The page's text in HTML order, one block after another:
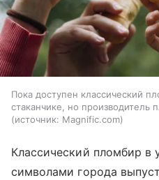
Пока доступен классический
стаканчике, но производитель
источник: Magnific.com
Классический пломбир в
символами города